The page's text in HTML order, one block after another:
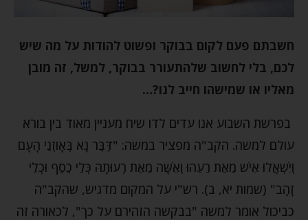
חשבתם פעם לקום בבוקר ופשוט להודות על מה שיש
לכם, בלי לחשוב שלהתעורר בבוקר, למשל, זה מובן
מאליו או שמישהו חייב לנו?…
בפרשת השבוע אנו עדים לדו שיח מעניין מאוד בין בורא
עולם למשה. הקב"ה מפציר במשה: "דַּבֶּר נָא בְּאָוזְנֵי הָעָם
וְיִשְׁאֲלוּ אִישׁ מֵאֵת רֵעֵהוּ וְאִשָּׁה מֵאֵת רְעוּתָהּ כְּלֵי כֶסֶף וּכְלֵי
זָהָב" (שמות יא, ב). רש"י על המקום מדגיש, שהקב"ה
כביכול אומר למשה "בבקשה הזהירם על כך", לכאורה זה